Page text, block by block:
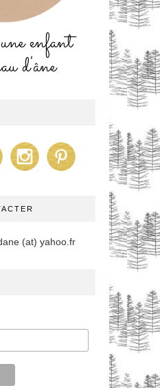
enfant
d'âne
(at) yahoo.fr